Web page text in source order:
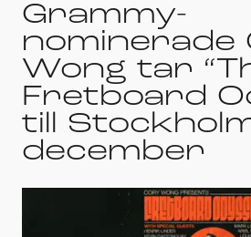
Grammy-
nominerade
Wong tar
Fretboard
till
december